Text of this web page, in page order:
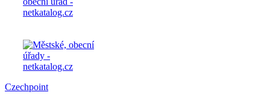
Czechpoint